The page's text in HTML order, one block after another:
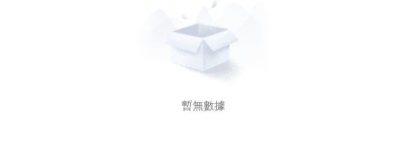
暫無數據